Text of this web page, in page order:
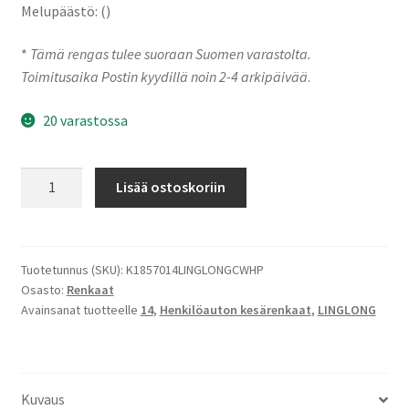
Melupäästö: ()
* Tämä rengas tulee suoraan Suomen varastolta.
Toimitusaika Postin kyydillä noin 2-4 arkipäivää.
20 varastossa
CrossWind
HP010
määrä
Lisää ostoskoriin
Tuotetunnus (SKU): K1857014LINGLONGCWHP
Osasto: Renkaat
Avainsanat tuotteelle 14, Henkilöauton kesärenkaat, LINGLONG
Kuvaus